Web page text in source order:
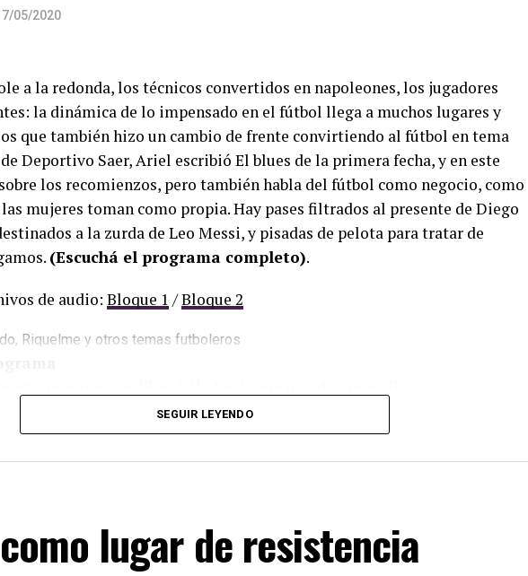
05/2020
a la redonda, los técnicos convertidos en napoleones, los jugadores
la dinámica de lo impensado en el fútbol llega a muchos lugares y
que también hizo un cambio de frente convirtiendo al fútbol en tema
Deportivo Saer, Ariel escribió El blues de la primera fecha, y en este
los recomienzos, pero también habla del fútbol como negocio, como
mujeres toman como propia. Hay pases filtrados al presente de Diego
a la zurda de Leo Messi, y pisadas de pelota para tratar de
(Escuchá el programa completo).
de audio: Bloque 1 /Bloque 2
para emitir todos los programas de Decí MU
SEGUIR LEYENDO
lugar de resistencia